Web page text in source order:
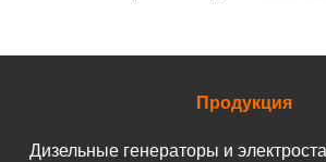
Продукция
Дизельные генераторы и